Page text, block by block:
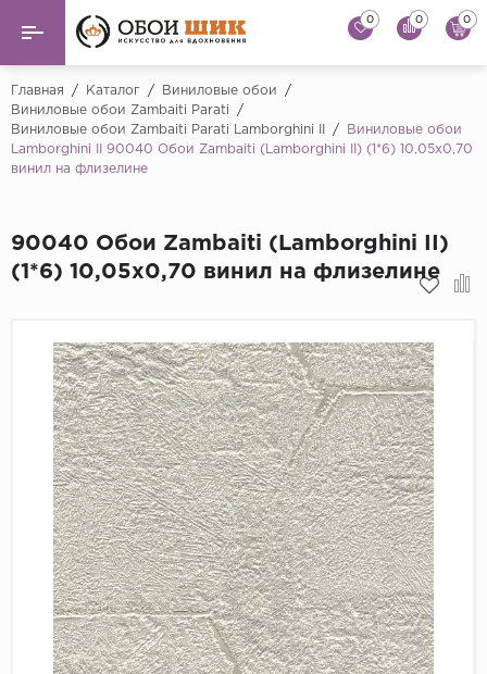
Назад
Виниловые обои ...
Artsimple
AS Creation
Decori Decori
...
Emiliana Parati
Fipar
Grandeco
Kerama Marazzi
Marburg
..
Prima Italiana
Флоковые обои
Фрески
Обои под покраску
Краска
0 0 0
Главная / Каталог / Виниловые обои
/
Виниловые обои Zambaiti Parati
/
Виниловые обои Zambaiti Parati Lamborghini II
/
Виниловые обои
Lamborghini II 90040 Обои Zambaiti (Lamborghini II) (1*6) 10,05x0,70
винил на флизелине
90040 Обои Zambaiti (Lamborghini II)
(1*6) 10,05x0,70 винил на флизелине